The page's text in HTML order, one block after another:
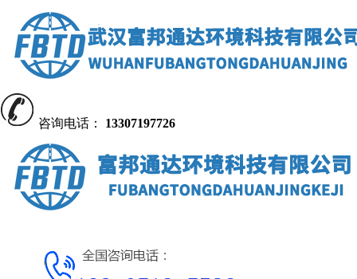
咨询电话： 13307197726